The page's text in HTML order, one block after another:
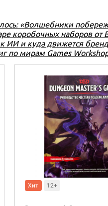
«Волшебники
коробочных наборов от
к ИИ и куда движется
по мирам Games
Хит 12+